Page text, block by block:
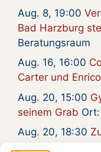
Aug. 8, 19:00
Bad Harzburg
Beratungsraum
Aug. 16, 16:00
Carter und
Aug. 20, 15:00
seinem Grab Ort:
Aug. 20, 18:30